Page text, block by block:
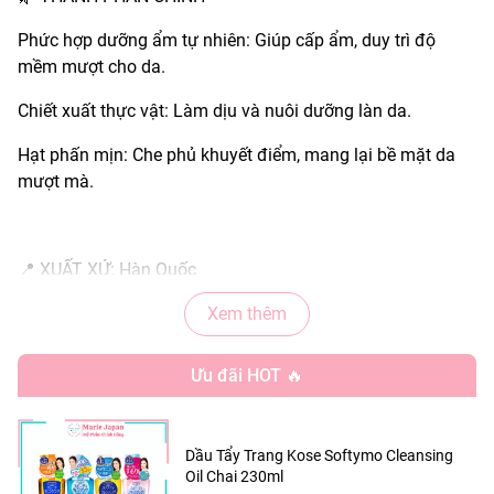
Phức hợp dưỡng ẩm tự nhiên: Giúp cấp ẩm, duy trì độ
mềm mượt cho da.
Chiết xuất thực vật: Làm dịu và nuôi dưỡng làn da.
Hạt phấn mịn: Che phủ khuyết điểm, mang lại bề mặt da
mượt mà.
📍 XUẤT XỨ: Hàn Quốc
📦 QUY CÁCH: Hộp 12g
🌟 CÔNG DỤNG NỔI BẬT
Che phủ tốt các khuyết điểm, vết thâm và lỗ chân lông.
Mang lại lớp nền mỏng nhẹ, căng bóng tự nhiên.
Xem thêm
Ưu đãi HOT 🔥
Dầu Tẩy Trang Kose Softymo Cleansing
Oil Chai 230ml